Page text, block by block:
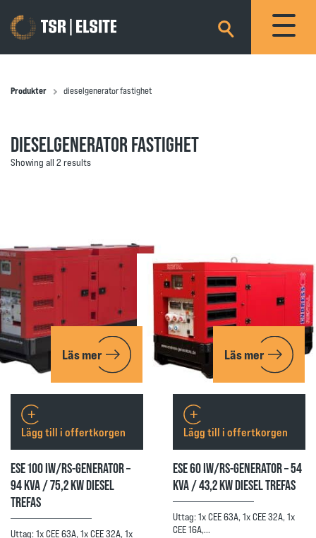
×
Produkter dieselgenerator fastighet
DIESELGENERATOR FASTIGHET
Showing all 2 results
Läs mer
ESE 100 IW/RS-GENERATOR –
94 KVA / 75,2 KW DIESEL
TREFAS
Uttag: 1x CEE 63A, 1x CEE 32A, 1x
Lägg till i offertkorgen
Läs mer
ESE 60 IW/RS-GENERATOR – 54
KVA / 43,2 KW DIESEL TREFAS
Uttag: 1x CEE 63A, 1x CEE 32A, 1x
CEE 16A,…
Lägg till i offertkorgen